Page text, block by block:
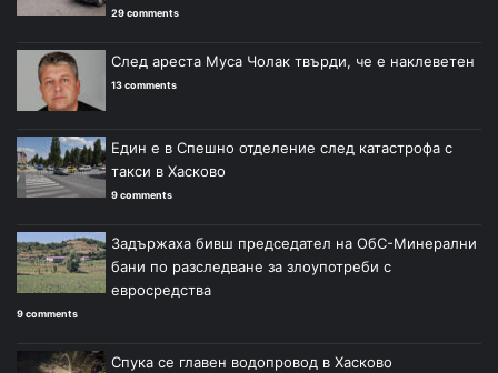
29 comments
След ареста Муса Чолак твърди, че е наклеветен
13 comments
Един е в Спешно отделение след катастрофа с
такси в Хасково
9 comments
Задържаха бивш председател на ОбС-Минерални
бани по разследване за злоупотреби с
евросредства
9 comments
Спука се главен водопровод в Хасково